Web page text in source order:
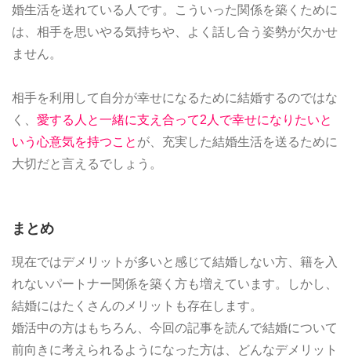
婚生活を送れている人です。こういった関係を築くために
は、相手を思いやる気持ちや、よく話し合う姿勢が欠かせ
ません。
相手を利用して自分が幸せになるために結婚するのではな
く、 愛する人と一緒に支え合って2人で幸せになりたいと
いう心意気を持つこと が、充実した結婚生活を送るために
大切だと言えるでしょう。
まとめ
現在ではデメリットが多いと感じて結婚しない方、籍を入
れないパートナー関係を築く方も増えています。しかし、
結婚にはたくさんのメリットも存在します。
婚活中の方はもちろん、今回の記事を読んで結婚について
前向きに考えられるようになった方は、どんなデメリット